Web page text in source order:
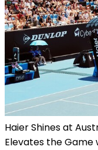
Haier Shines at
Elevates the Game